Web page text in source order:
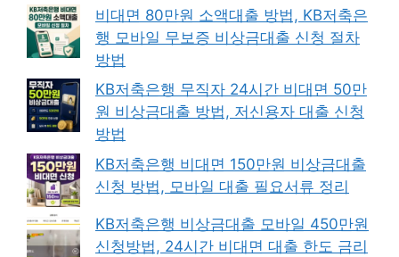
비대면 80만원 소액대출 방법, KB저축은
행 모바일 무보증 비상금대출 신청 절차
방법
KB저축은행 무직자 24시간 비대면 50만
원 비상금대출 방법, 저신용자 대출 신청
방법
KB저축은행 비대면 150만원 비상금대출
신청 방법, 모바일 대출 필요서류 정리
KB저축은행 비상금대출 모바일 450만원
신청방법, 24시간 비대면 대출 한도 금리